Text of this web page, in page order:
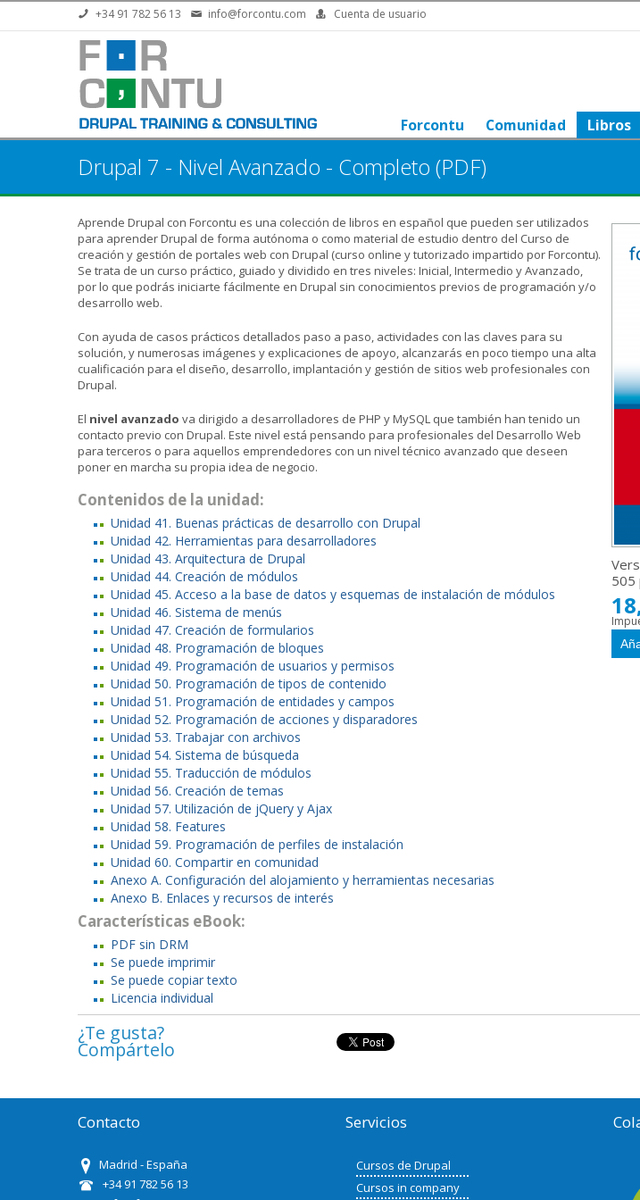
Pasar al contenido principal
+34 91 782 56 13 info@forcontu.com Cuenta de usuario
Forcontu Comunidad Libros
Drupal 7 - Nivel Avanzado - Completo (PDF)
505
Aprende Drupal con Forcontu es una colección de libros en español que pueden ser utilizados
para aprender Drupal de forma autónoma o como material de estudio dentro del Curso de
creación y gestión de portales web con Drupal (curso online y tutorizado impartido por Forcontu).
Se trata de un curso práctico, guiado y dividido en tres niveles: Inicial, Intermedio y Avanzado,
por lo que podrás iniciarte fácilmente en Drupal sin conocimientos previos de programación y/o
desarrollo web.
Con ayuda de casos prácticos detallados paso a paso, actividades con las claves para su
solución, y numerosas imágenes y explicaciones de apoyo, alcanzarás en poco tiempo una alta
cualificación para el diseño, desarrollo, implantación y gestión de sitios web profesionales con
Drupal.
El nivel avanzado va dirigido a desarrolladores de PHP y MySQL que también han tenido un
contacto previo con Drupal. Este nivel está pensando para profesionales del Desarrollo Web
para terceros o para aquellos emprendedores con un nivel técnico avanzado que deseen
poner en marcha su propia idea de negocio.
Contenidos de la unidad:
Unidad 41. Buenas prácticas de desarrollo con Drupal
Unidad 42. Herramientas para desarrolladores
Unidad 43. Arquitectura de Drupal
Unidad 44. Creación de módulos
Unidad 45. Acceso a la base de datos y esquemas de instalación de módulos
Unidad 46. Sistema de menús
Unidad 47. Creación de formularios
Unidad 48. Programación de bloques
Unidad 49. Programación de usuarios y permisos
Unidad 50. Programación de tipos de contenido
Unidad 51. Programación de entidades y campos
Unidad 52. Programación de acciones y disparadores
Unidad 53. Trabajar con archivos
Unidad 54. Sistema de búsqueda
Unidad 55. Traducción de módulos
Unidad 56. Creación de temas
Unidad 57. Utilización de jQuery y Ajax
Unidad 58. Features
Unidad 59. Programación de perfiles de instalación
Unidad 60. Compartir en comunidad
Anexo A. Configuración del alojamiento y herramientas necesarias
Anexo B. Enlaces y recursos de interés
Características eBook:
PDF sin DRM
Se puede imprimir
Se puede copiar texto
Licencia individual
¿Te gusta?
Compártelo
Contacto
Madrid - España
+34 91 782 56 13
Servicios
Cursos de Drupal
Cursos in company